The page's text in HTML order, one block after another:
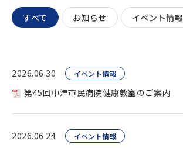
すべて お知らせ イベント情報
2026.06.30 イベント情報
第45回中津市民病院健康教室のご案内
2026.06.24 イベント情報